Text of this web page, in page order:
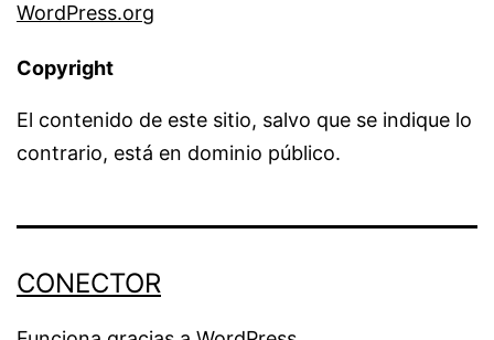
WordPress.org
Copyright
El contenido de este sitio, salvo que se indique lo
contrario, está en dominio público.
CONECTOR